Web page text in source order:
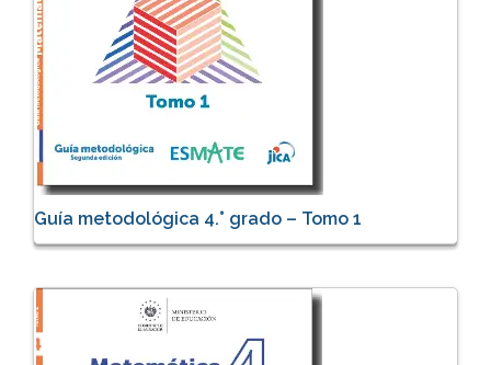
Guía metodológica 4.° grado – Tomo 1